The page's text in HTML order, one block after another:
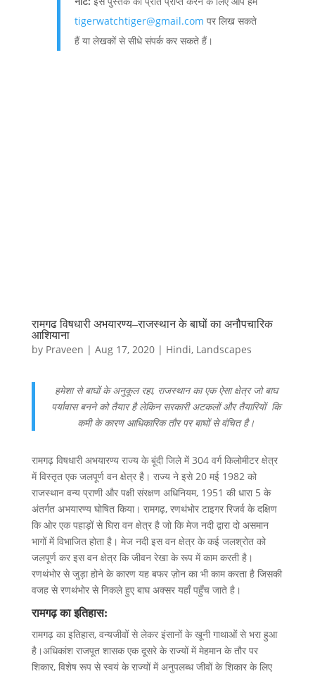
tigerwatchtiger@gmail.com पर लिख सकते
हैं या लेखकों से सीधे संपर्क कर सकते हैं।
रामगढ विषधारी अभयारण्य–राजस्थान के बाघों का अनौपचारिक
आशियाना
by Praveen | Aug 17, 2020| Hindi, Landscapes
हमेशा से बाघों के अनुकूल रहा, राजस्थान का एक ऐसा क्षेत्र जो बाघ
पर्यावास बनने को तैयार है लेकिन सरकारी अटकलों और तैयारियों कि
कमी के कारण आधिकारिक तौर पर बाघों से वंचित है।
रामगढ़ विषधारी अभयारण्य राज्य के बूंदी जिले में 304 वर्ग किलोमीटर क्षेत्र
में विस्तृत एक जलपूर्ण वन क्षेत्र है। राज्य ने इसे 20 मई 1982 को
राजस्थान वन्य प्राणी और पक्षी संरक्षण अधिनियम, 1951 की धारा 5 के
अंतर्गत अभयारण्य घोषित किया। रामगढ़, रणथंभोर टाइगर रिजर्व के दक्षिण
कि ओर एक पहाड़ों से घिरा वन क्षेत्र है जो कि मेज नदी द्वारा दो असमान
भागों में विभाजित होता है। मेज नदी इस वन क्षेत्र के कई जलश्रोत को
जलपूर्ण कर इस वन क्षेत्र कि जीवन रेखा के रूप में काम करती है।
रणथंभोर से जुड़ा होने के कारण यह बफर ज़ोन का भी काम करता है जिसकी
वजह से रणथंभोर से निकले हुए बाघ अक्सर यहाँ पहुँच जाते है।
रामगढ़ का इतिहास:
रामगढ़ का इतिहास, वन्यजीवों से लेकर इंसानों के खूनी गाथाओं से भरा हुआ
है।अधिकांश राजपूत शासक एक दूसरे के राज्यों में मेहमान के तौर पर
शिकार, विशेष रूप से स्वयं के राज्यों में अनुपलब्ध जीवों के शिकार के लिए